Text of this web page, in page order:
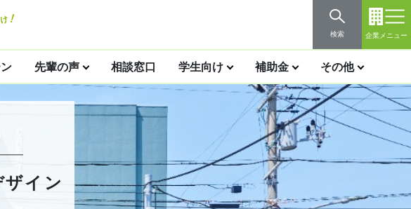
検索 企業メニュー
先輩の声 相談窓口 学生向け 補助金 その他
イン